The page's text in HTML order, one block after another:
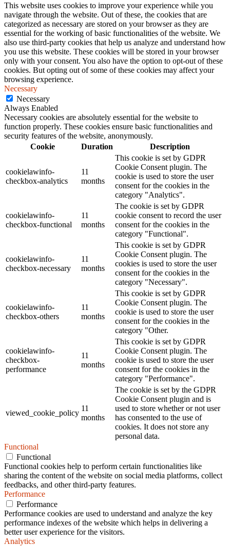
This website uses cookies to improve your experience while you
navigate through the website. Out of these, the cookies that are
categorized as necessary are stored on your browser as they are
essential for the working of basic functionalities of the website. We
also use third-party cookies that help us analyze and understand how
you use this website. These cookies will be stored in your browser
only with your consent. You also have the option to opt-out of these
cookies. But opting out of some of these cookies may affect your
browsing experience.
Necessary
Necessary
Always Enabled
Necessary cookies are absolutely essential for the website to
function properly. These cookies ensure basic functionalities and
security features of the website, anonymously.
Cookie
Duration Description
cookielawinfo-
checkbox-analytics
11
months
This cookie is set by GDPR
Cookie Consent plugin. The
cookie is used to store the user
consent for the cookies in the
category "Analytics".
cookielawinfo-
checkbox-functional
11
months
The cookie is set by GDPR
cookie consent to record the user
consent for the cookies in the
category "Functional".
cookielawinfo-
checkbox-necessary
11
months
This cookie is set by GDPR
Cookie Consent plugin. The
cookies is used to store the user
consent for the cookies in the
category "Necessary".
cookielawinfo-
checkbox-others
11
months
This cookie is set by GDPR
Cookie Consent plugin. The
cookie is used to store the user
consent for the cookies in the
category "Other.
cookielawinfo-
checkbox-
performance
11
months
This cookie is set by GDPR
Cookie Consent plugin. The
cookie is used to store the user
consent for the cookies in the
category "Performance".
viewed_cookie_policy
11
months
The cookie is set by the GDPR
Cookie Consent plugin and is
used to store whether or not user
has consented to the use of
cookies. It does not store any
personal data.
Functional
Functional
Functional cookies help to perform certain functionalities like
sharing the content of the website on social media platforms, collect
feedbacks, and other third-party features.
Performance
Performance
Performance cookies are used to understand and analyze the key
performance indexes of the website which helps in delivering a
better user experience for the visitors.
Analytics